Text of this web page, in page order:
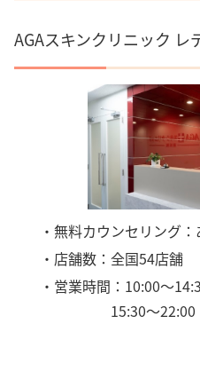
AGAスキンクリニック レ
・無料カウンセリング：
・店舗数：全国54店舗
・営業時間：10:00〜
15:30〜22:00